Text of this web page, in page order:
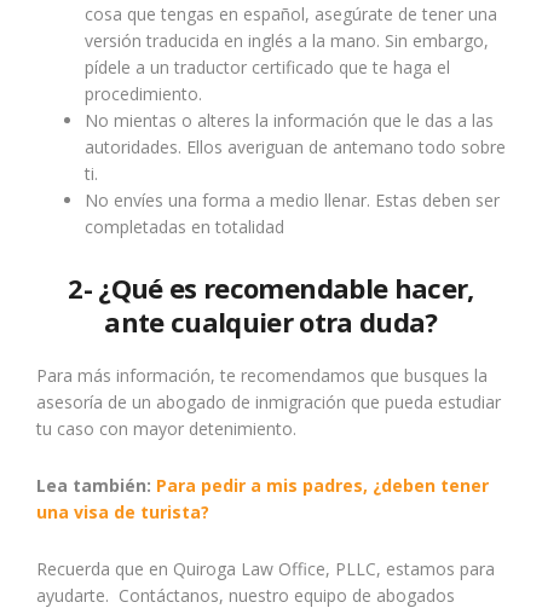
cosa que tengas en español, asegúrate de tener una
versión traducida en inglés a la mano. Sin embargo,
pídele a un traductor certificado que te haga el
procedimiento.
No mientas o alteres la información que le das a las
autoridades. Ellos averiguan de antemano todo sobre
ti.
No envíes una forma a medio llenar. Estas deben ser
completadas en totalidad
2- ¿Qué es recomendable hacer,
ante cualquier otra duda?
Para más información, te recomendamos que busques la
asesoría de un abogado de inmigración que pueda estudiar
tu caso con mayor detenimiento.
Lea también: Para pedir a mis padres, ¿deben tener
una visa de turista?
Recuerda que en Quiroga Law Office, PLLC, estamos para
ayudarte. Contáctanos, nuestro equipo de abogados